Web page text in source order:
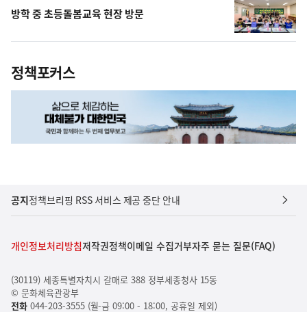
방학 중 초등돌봄교육 현장 방문
정책포커스
공지정책브리핑 RSS 서비스 제공 중단 안내
개인정보처리방침저작권정책이메일 수집거부자주 묻는 질문(FAQ)
(30119) 세종특별자치시 갈매로 388 정부세종청사 15동
© 문화체육관광부
전화044-203-3555 (월-금 09:00 - 18:00, 공휴일 제외)